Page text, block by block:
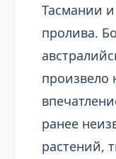
Тасмании и
пролива.
произвело
ранее
растений,